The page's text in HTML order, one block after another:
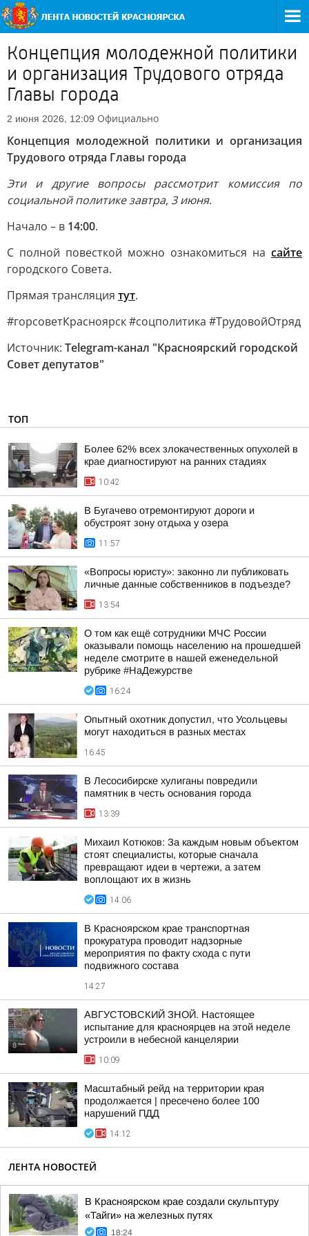
Концепция молодежной политики
и организация Трудового отряда
Главы города
2 июня 2026, 12:09 Официально
Концепция молодежной политики и организация
Трудового отряда Главы города
Эти и другие вопросы рассмотрит комиссия по
социальной политике завтра, 3 июня.
Начало – в 14:00.
С полной повесткой можно ознакомиться на сайте
городского Совета.
Прямая трансляция тут.
#горсоветКрасноярск #соцполитика #ТрудовойОтряд
Источник: Telegram-канал "Красноярский городской
Совет депутатов"
ТОП
Более 62% всех злокачественных опухолей в
крае диагностируют на ранних стадиях
10:42
В Бугачево отремонтируют дороги и
обустроят зону отдыха у озера
11:57
«Вопросы юристу»: законно ли публиковать
личные данные собственников в подъезде?
13:54
О том как ещё сотрудники МЧС России
оказывали помощь населению на прошедшей
неделе смотрите в нашей еженедельной
рубрике #НаДежурстве
16:24
Опытный охотник допустил, что Усольцевы
могут находиться в разных местах
16:45
В Лесосибирске хулиганы повредили
памятник в честь основания города
13:39
Михаил Котюков: За каждым новым объектом
стоят специалисты, которые сначала
превращают идеи в чертежи, а затем
воплощают их в жизнь
14:06
В Красноярском крае транспортная
прокуратура проводит надзорные
мероприятия по факту схода с пути
подвижного состава
14:27
АВГУСТОВСКИЙ ЗНОЙ. Настоящее
испытание для красноярцев на этой неделе
устроили в небесной канцелярии
10:09
Масштабный рейд на территории края
продолжается | пресечено более 100
нарушений ПДД
14:12
ЛЕНТА НОВОСТЕЙ
В Красноярском крае создали скульптуру
«Тайги» на железных путях
18:24